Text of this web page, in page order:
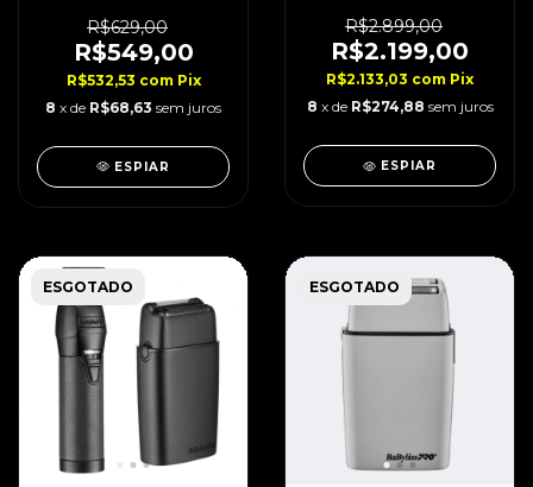
R$629,00
R$549,00
R$532,53 com Pix
8 x de R$68,63 sem juros
ESPIAR
Edition
R$2.899,00
R$2.199,00
R$2.133,03 com Pix
8 x de R$274,88 sem juros
ESPIAR
ESGOTADO ESGOTADO